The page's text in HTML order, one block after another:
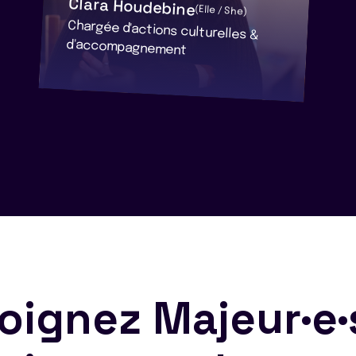
Clara Houdebine(Elle / She)
Chargée d'actions culturelles &
d'accompagnement